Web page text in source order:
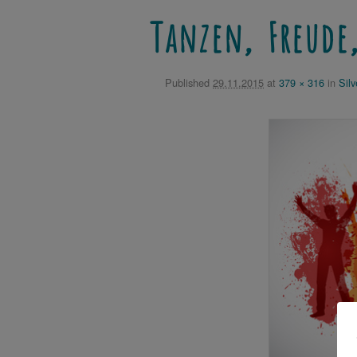
Tanzen,
Published 29.11.2015 at 379 × 316 in